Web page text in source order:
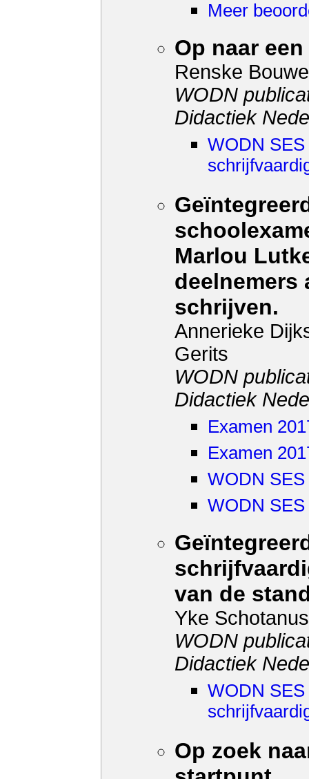
Meer
Op naar
Renske
WODN
Didactiek
WODN
Marlou
deelnemers
schrijven.
Annerieke
Gerits
WODN
Didactiek
Examen
Examen
WODN
WODN
van de
Yke Schotanus
WODN
Didactiek
WODN
Op zoek